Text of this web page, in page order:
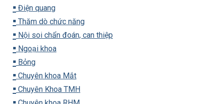
▪️ Điện quang
▪️ Thăm dò chức năng
▪️ Nội soi chẩn đoán, can thiệp
▪️ Ngoại khoa
▪️ Bỏng
▪️ Chuyên khoa Mắt
▪️ Chuyên Khoa TMH